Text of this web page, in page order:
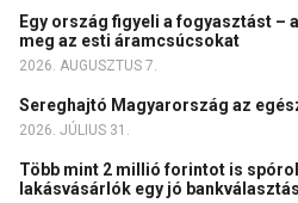
Egy ország figyeli a fogyasztást –
meg az esti áramcsúcsokat
2026. AUGUSZTUS 7.
Sereghajtó Magyarország az
2026. JÚLIUS 31.
Több mint 2 millió forintot is
lakásvásárlók egy jó